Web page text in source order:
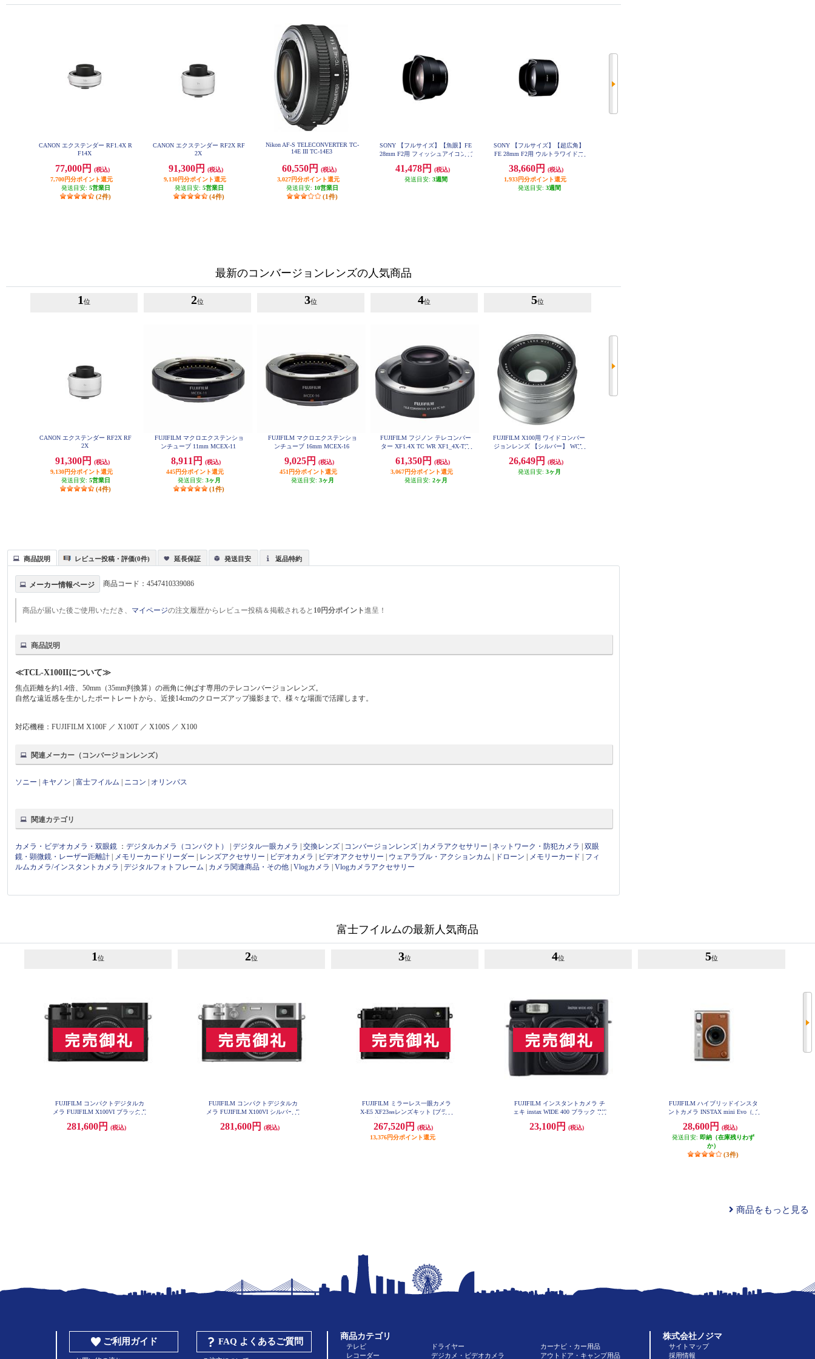
CANON エクステンダー RF1.4X R
F14X
77,000円
(税込)
7,700円分ポイント還元
発送目安: 5営業日
(2件)
CANON エクステンダー RF2X RF
2X
91,300円
(税込)
9,130円分ポイント還元
発送目安: 5営業日
(4件)
Nikon AF-S TELECONVERTER TC-
14E III TC-14E3
60,550円
(税込)
3,027円分ポイント還元
発送目安: 10営業日
(1件)
SONY 【フルサイズ】【魚眼】FE
28mm F2用 フィッシュアイコンバ
41,478円
(税込)
発送目安: 3週間
SONY 【フルサイズ】【超広角】
FE 28mm F2用 ウルトラワイドコ
38,660円
(税込)
1,933円分ポイント還元
発送目安: 3週間
最新のコンバージョンレンズの人気商品
1 位
CANON エクステンダー RF2X RF
2X
91,300円
(税込)
9,130円分ポイント還元
発送目安: 5営業日
(4件)
2位
FUJIFILM マクロエクステンショ
ンチューブ 11mm MCEX-11
8,911円
(税込)
445円分ポイント還元
発送目安: 3ヶ月
(1件)
3位
FUJIFILM マクロエクステンショ
ンチューブ 16mm MCEX-16
9,025円
(税込)
451円分ポイント還元
発送目安: 3ヶ月
4位
FUJIFILM フジノン テレコンバー
ター XF1.4X TC WR XF1_4X-TC-
61,350円
(税込)
3,067円分ポイント還元
発送目安: 2ヶ月
5位
FUJIFILM X100用 ワイドコンバー
ジョンレンズ 【シルバー】 WCL-
26,649円
(税込)
発送目安: 3ヶ月
商品説明 レビュー投稿・評価(0件) 延長保証 発送目安 返品特約
メーカー情報ページ 商品コード：4547410339086
商品が届いた後ご使用いただき、 マイページの注文履歴からレビュー投稿＆掲載されると 10円分ポイント進呈！
商品説明
≪TCL-X100IIについて≫
焦点距離を約1.4倍、50mm（35mm判換算）の画角に伸ばす専用のテレコンバージョンレンズ。
自然な遠近感を生かしたポートレートから、近接14cmのクローズアップ撮影まで、様々な場面で活躍します。
対応機種：FUJIFILM X100F ／ X100T ／ X100S ／ X100
関連メーカー（コンバージョンレンズ）
ソニー キヤノン |富士フイルム ニコン オリンパス
関連カテゴリ
カメラ・ビデオカメラ・双眼鏡 ：デジタルカメラ（コンパクト） |デジタル一眼カメラ |交換レンズ コンバージョンレンズ カメラアクセサリー ネットワーク・防犯カメラ |双眼
鏡・顕微鏡・レーザー距離計
メモリーカードリーダー レンズアクセサリー ビデオカメラ ビデオアクセサリー ウェアラブル・アクションカム ドローン メモリーカード
フィ
ルムカメラ/インスタントカメラ
|デジタルフォトフレーム カメラ関連商品・その他 |Vlogカメラ |Vlogカメラアクセサリー
富士フイルムの最新人気商品
1 位
FUJIFILM コンパクトデジタルカ
メラ FUJIFILM X100VI ブラック F
281,600円 (税込)
2位
FUJIFILM コンパクトデジタルカ
メラ FUJIFILM X100VI シルバー F
281,600円 (税込)
3位
FUJIFILM ミラーレス一眼カメラ
X-E5 XF23㎜レンズキット [ブラッ
B-JP
267,520円
(税込)
13,376円分ポイント還元
4位
FUJIFILM インスタントカメラ チ
ェキ instax WIDE 400 ブラック INS
23,100円 (税込)
5位
FUJIFILM ハイブリッドインスタ
ントカメラ INSTAX mini Evo（イ
INS-mini-EVO-BR-C
28,600円
(税込)
発送目安: 即納（在庫残りわず
か）
(3件)
商品をもっと見る
ご利用ガイド FAQ よくあるご質問
商品カテゴリ
テレビ
レコーダー
ドライヤー
デジカメ・ビデオカメラ
カーナビ・カー用品
アウトドア・キャンプ用品
株式会社ノジマ
サイトマップ
採用情報